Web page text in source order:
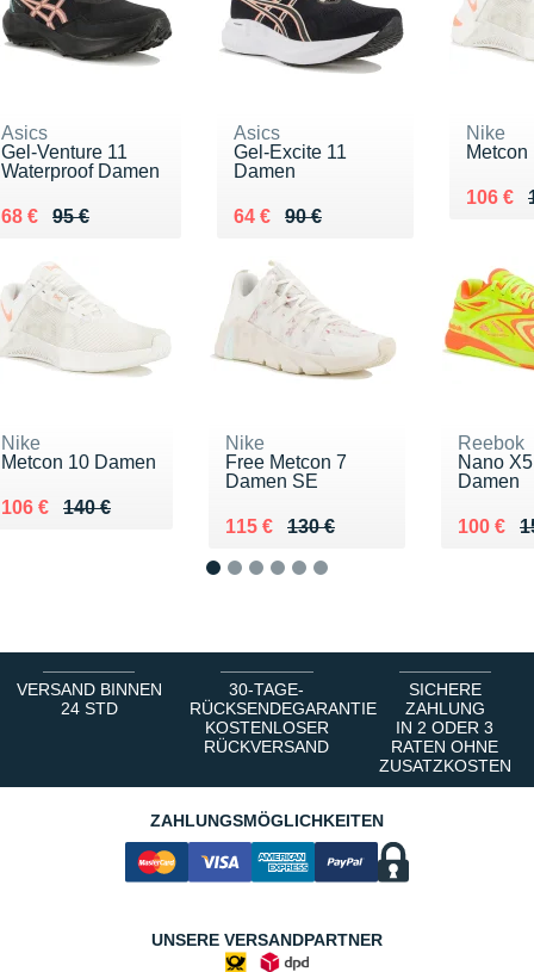
Asics
Gel-Venture 11
Waterproof Damen
95 €
Au lieu de 95 €
68 €
Vendu 68 €
Asics
Gel-Excite 11
Damen
90 €
Au lieu de 90 €
64 €
Vendu 64 €
Nike
Au lieu
106 €
Vendu
Nike
Metcon 10 Damen
140 €
Au lieu de 140 €
106 €
Vendu 106 €
Nike
Free Metcon 7
Damen SE
130 €
Au lieu de 130 €
115 €
Vendu 115 €
Reebok
Nano
Damen
Au lieu
100 €
Vendu
VERSAND BINNEN
24 STD
30-TAGE-
RÜCKSENDEGARANTIE
KOSTENLOSER
RÜCKVERSAND
SICHERE
ZAHLUNG
IN 2 ODER 3
RATEN OHNE
ZUSATZKOSTEN
ZAHLUNGSMÖGLICHKEITEN
UNSERE VERSANDPARTNER